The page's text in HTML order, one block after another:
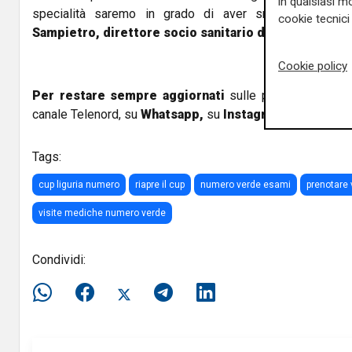
specialità saremo in grado di aver smaltito tutte
Sampietro, direttore socio sanitario di Asl3
Per restare sempre aggiornati sulle principali
canale Telenord, su Whatsapp, su Instagram
Tags:
cup liguria numero riapre il cup numero verde esami prenotare
visite mediche numero verde
Condividi:
cookie tecnici
Cookie policy